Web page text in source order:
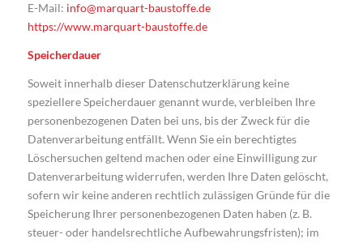
E-Mail: info@marquart-baustoffe.de
https://www.marquart-baustoffe.de
Speicherdauer
Soweit innerhalb dieser Datenschutzerklärung keine
speziellere Speicherdauer genannt wurde, verbleiben Ihre
personenbezogenen Daten bei uns, bis der Zweck für die
Datenverarbeitung entfällt. Wenn Sie ein berechtigtes
Löschersuchen geltend machen oder eine Einwilligung zur
Datenverarbeitung widerrufen, werden Ihre Daten gelöscht,
sofern wir keine anderen rechtlich zulässigen Gründe für die
Speicherung Ihrer personenbezogenen Daten haben (z. B.
steuer- oder handelsrechtliche Aufbewahrungsfristen); im